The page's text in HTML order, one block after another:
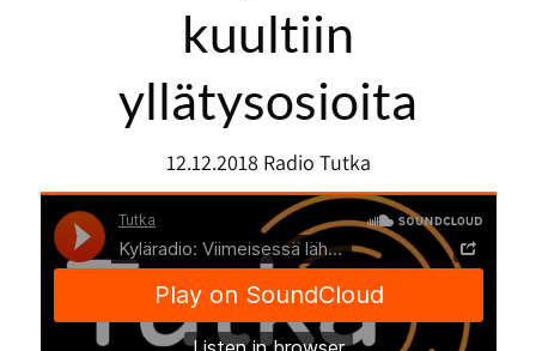
kuultiin
yllätysosioita
12.12.2018 Radio Tutka